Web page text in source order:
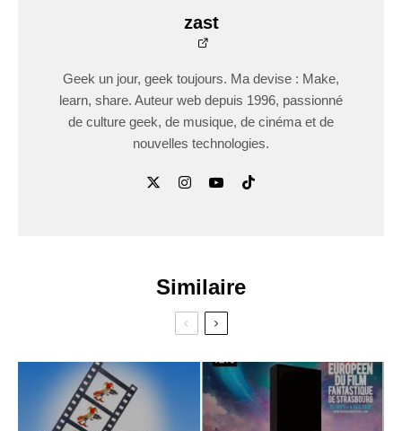
zast
Geek un jour, geek toujours. Ma devise : Make,
learn, share. Auteur web depuis 1996, passionné
de culture geek, de musique, de cinéma et de
nouvelles technologies.
Similaire